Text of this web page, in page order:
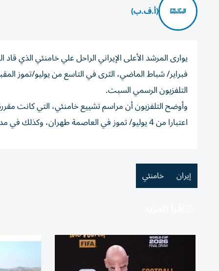
(أ.ف.ب)
فبراير/ شباط الماضي، الثرى في التاسع من يوليو/تموز
التلفزيون الرسمي السبت.
وأوضح التلفزيون أن مراسم تشييع خامنئي، التي كانت
اعتبارا من 4 يوليو/ تموز في العاصمة طهران، وكذلك في مدينتي قم ومشهد الإيرانيتين.
إيران خامنئي